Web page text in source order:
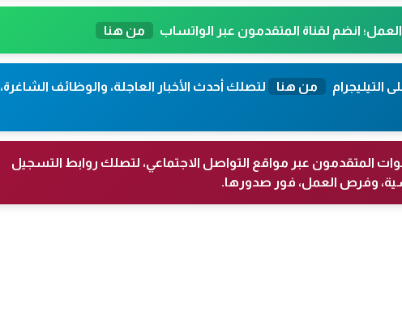
انضم لقناة المتقدمون عبر الواتساب من هنا
التيليجرام من هنا
لتصلك أحدث الأخبار العاجلة، والوظائف الشاغرة،
المتقدمون عبر مواقع التواصل الاجتماعي، لتصلك روابط التسجيل
وفرص العمل، فور صدورها.